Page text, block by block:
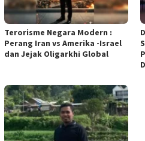
Terorisme Negara Modern :
Perang Iran vs Amerika -Israel
dan Jejak Oligarkhi Global